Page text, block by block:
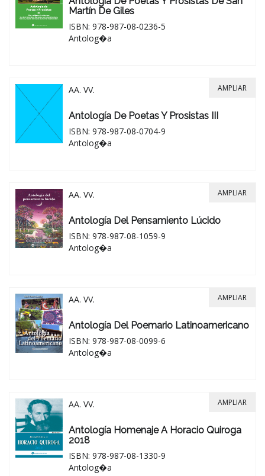
Martín De Giles
ISBN: 978-987-08-0236-5
Antolog�a
AA. VV.
Antología De Poetas Y Prosistas III
ISBN: 978-987-08-0704-9
Antolog�a
AMPLIAR
AA. VV.
Antología Del Pensamiento Lúcido
ISBN: 978-987-08-1059-9
Antolog�a
AMPLIAR
AA. VV.
Antología Del Poemario Latinoamericano
ISBN: 978-987-08-0099-6
Antolog�a
AMPLIAR
AA. VV.
Antología Homenaje A Horacio Quiroga
2018
ISBN: 978-987-08-1330-9
Antolog�a
AMPLIAR